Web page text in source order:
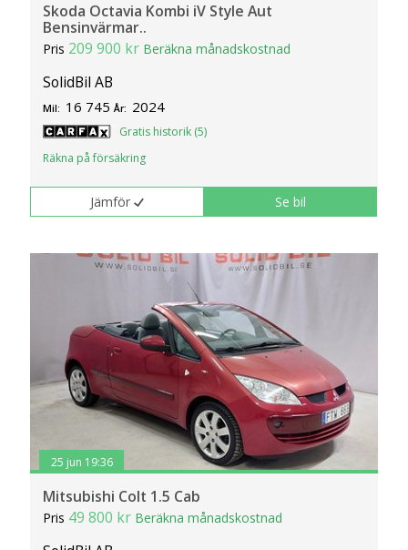
Skoda Octavia Kombi iV Style Aut
Bensinvärmar..
Pris 209 900 kr Beräkna månadskostnad
SolidBil AB
Mil: 16 745 År: 2024
Gratis historik (5)
Räkna på försäkring
Jämför Se bil
25 jun 19:36
Mitsubishi Colt 1.5 Cab
Pris 49 800 kr Beräkna månadskostnad